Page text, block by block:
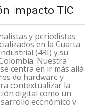
Impacto TIC
y periodistas
en la Cuarta
(4RI) y su
Nuestra
centra en ir más allá
de hardware y
contextualizar la
digital como un
económico y